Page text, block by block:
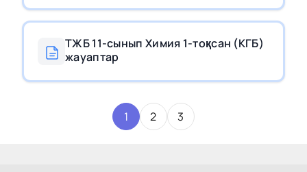
ТЖБ 11-сынып Химия 1-тоқсан (КГБ)
жауаптар
1 2 3